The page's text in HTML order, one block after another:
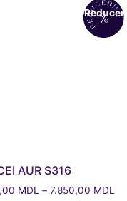
AUR S316
MDL – 7.850,00 MDL